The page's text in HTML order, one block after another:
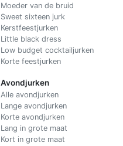
Moeder van de bruid
Sweet sixteen jurk
Kerstfeestjurken
Little black dress
Low budget cocktailjurken
Korte feestjurken
Avondjurken
Alle avondjurken
Lange avondjurken
Korte avondjurken
Lang in grote maat
Kort in grote maat